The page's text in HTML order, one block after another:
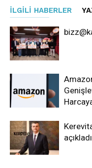
İLGILI HABERLER
açıkladı